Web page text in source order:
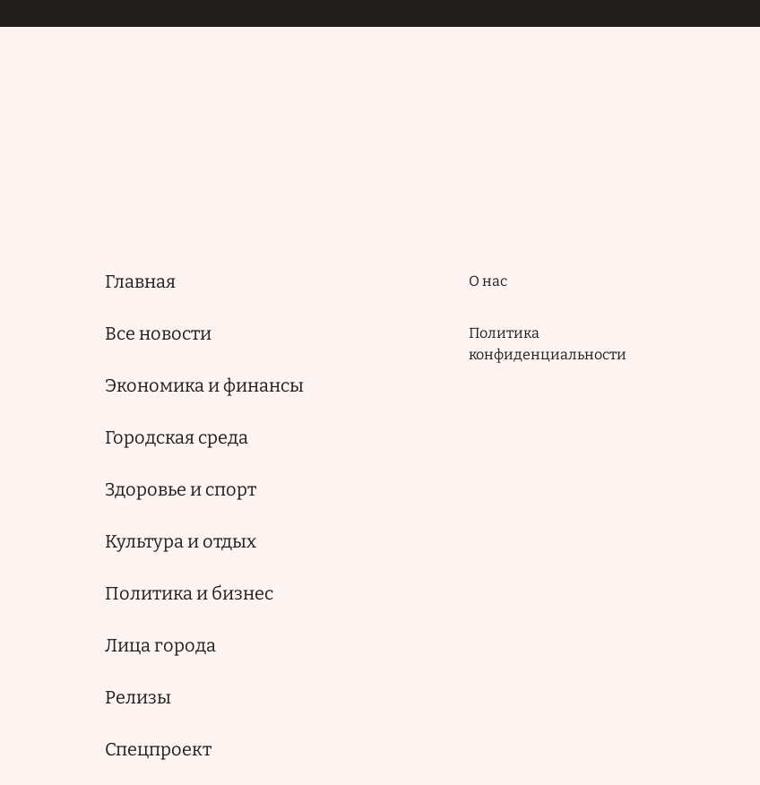
Основная
Главная
Все новости
Экономика и финансы
Городская среда
Здоровье и спорт
Культура и отдых
Политика и бизнес
Лица города
Релизы
Спецпроект
Подвал
О нас
Политика
конфиденциальности